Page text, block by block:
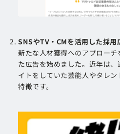
SNSやTV・CMを活用した採用
新たな人材獲得へのアプロー
た広告を始めました。近年は
イトをしていた芸能人やタレ
特徴です。